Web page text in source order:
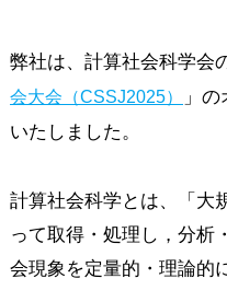
弊社は、計算社会科学会
会大会（CSSJ2025）
」
いたしました。
計算社会科学とは、「大
って取得・処理し，分析
会現象を定量的・理論的